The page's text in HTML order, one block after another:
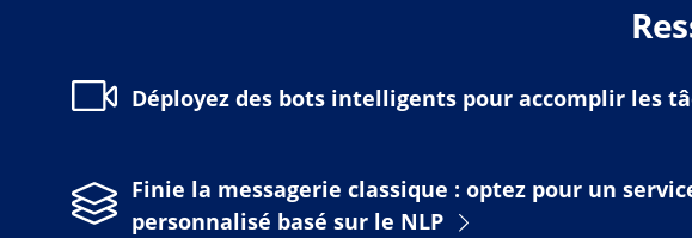
Déployez des bots intelligents pour accomplir les
Finie la messagerie classique : optez pour un
personnalisé basé sur le NLP